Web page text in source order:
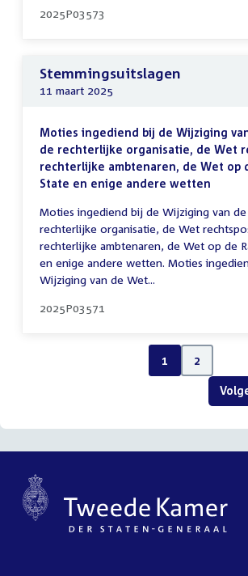
2025P03573
Stemmingsuitslagen
11 maart 2025
Moties ingediend bij de Wijziging
de rechterlijke organisatie, de Wet
rechterlijke ambtenaren, de Wet op
State en enige andere wetten
Moties ingediend bij de Wijziging van
rechterlijke organisatie, de Wet
rechterlijke ambtenaren, de Wet op de
en enige andere wetten. Moties
Wijziging van de Wet...
2025P03571
1 2